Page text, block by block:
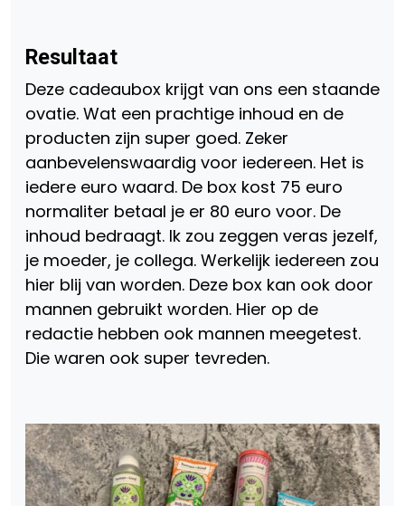
Resultaat
Deze cadeaubox krijgt van ons een staande
ovatie. Wat een prachtige inhoud en de
producten zijn super goed. Zeker
aanbevelenswaardig voor iedereen. Het is
iedere euro waard. De box kost 75 euro
normaliter betaal je er 80 euro voor. De
inhoud bedraagt. Ik zou zeggen veras jezelf,
je moeder, je collega. Werkelijk iedereen zou
hier blij van worden. Deze box kan ook door
mannen gebruikt worden. Hier op de
redactie hebben ook mannen meegetest.
Die waren ook super tevreden.